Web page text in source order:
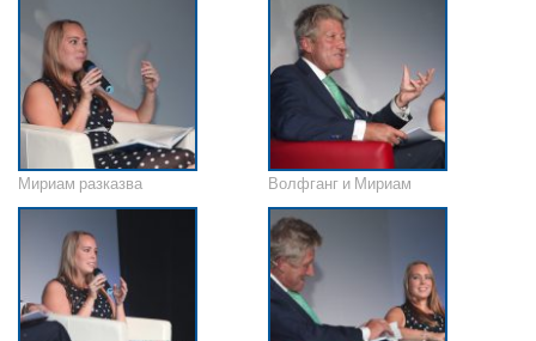
Мириам разказва Волфганг и Мириам